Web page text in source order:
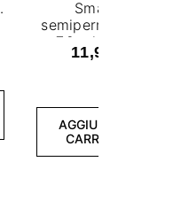
Smalto
semipermanente
7,2 ml - Pink
Power Pulse
11,99 €
AGGIUNGI AL
CARRELLO